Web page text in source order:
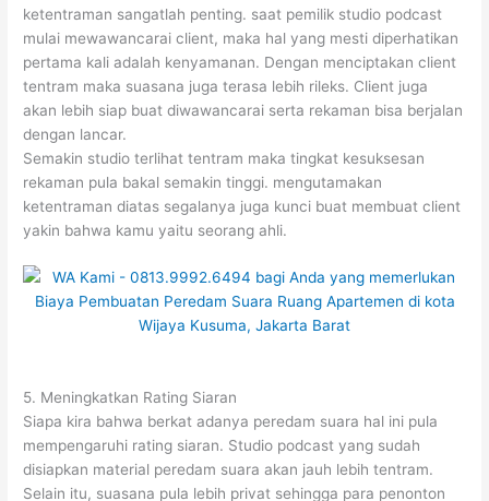
ketentraman sangatlah penting. saat pemilik studio podcast
mulai mewawancarai client, maka hal yang mesti diperhatikan
pertama kali adalah kenyamanan. Dengan menciptakan client
tentram maka suasana juga terasa lebih rileks. Client juga
akan lebih siap buat diwawancarai serta rekaman bisa berjalan
dengan lancar.
Semakin studio terlihat tentram maka tingkat kesuksesan
rekaman pula bakal semakin tinggi. mengutamakan
ketentraman diatas segalanya juga kunci buat membuat client
yakin bahwa kamu yaitu seorang ahli.
5. Meningkatkan Rating Siaran
Siapa kira bahwa berkat adanya peredam suara hal ini pula
mempengaruhi rating siaran. Studio podcast yang sudah
disiapkan material peredam suara akan jauh lebih tentram.
Selain itu, suasana pula lebih privat sehingga para penonton